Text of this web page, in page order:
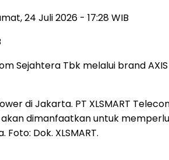
24 Juli 2026 - 17:28 WIB
Sejahtera Tbk melalui brand